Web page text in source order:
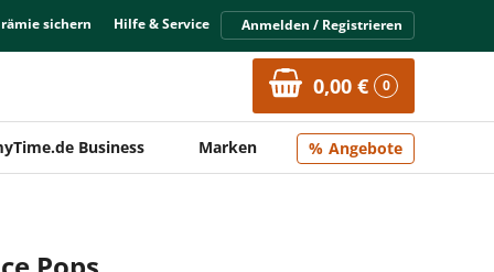
sichern Hilfe & Service Anmelden / Registrieren
0,00 € 0
Business Marken Angebote